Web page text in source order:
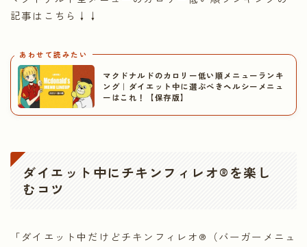
記事はこちら↓↓
あわせて読みたい
マクドナルドのカロリー低い順メニューランキ
ング｜ダイエット中に選ぶべきヘルシーメニュ
ーはこれ！【保存版】
ダイエット中にチキンフィレオ®を楽し
むコツ
「ダイエット中だけどチキンフィレオ®（バーガーメニュ